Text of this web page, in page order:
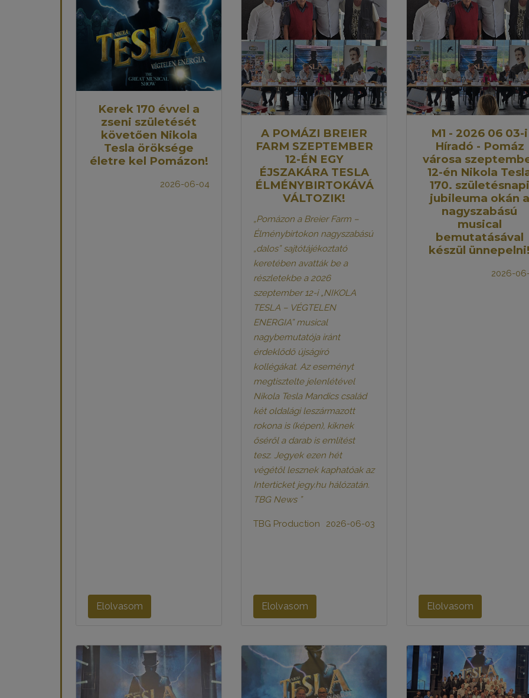
Kerek 170 évvel a
zseni születését
követően Nikola
Tesla öröksége
életre kel Pomázon!
2026-06-04
Elolvasom
A POMÁZI BREIER
FARM SZEPTEMBER
12-ÉN EGY
ÉJSZAKÁRA TESLA
ÉLMÉNYBIRTOKÁVÁ
VÁLTOZIK!
„Pomázon a Breier Farm –
Élménybirtokon nagyszabású
„dalos” sajtótájékoztató
keretében avatták be a
részletekbe a 2026
szeptember 12-i „NIKOLA
TESLA – VÉGTELEN
ENERGIA” musical
nagybemutatója iránt
érdeklődő újságíró
kollégákat. Az eseményt
megtisztelte jelenlétével
Nikola Tesla Mandics család
két oldalági leszármazott
rokona is (képen), kiknek
őséről a darab is említést
tesz. Jegyek ezen hét
végétől lesznek kaphatóak az
Interticket jegy.hu hálózatán.
TBG News ”
2026-06-03
TBG Production
Elolvasom
M1 - 2026 06 03-i
Híradó - Pomáz
városa
12-én Nikola
170. születésnapi
jubileuma okán a
nagyszabású
musical
bemutatásával
készül
2026-
Elolvasom